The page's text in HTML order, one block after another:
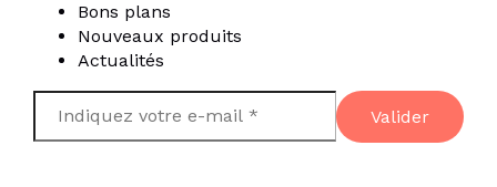
Bons plans
Nouveaux produits
Actualités